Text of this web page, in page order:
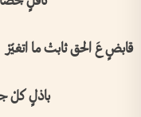
قابضٍ عَ الحق ثابتْ ما اتغيّرْ
باذلٍ كلْ جهد